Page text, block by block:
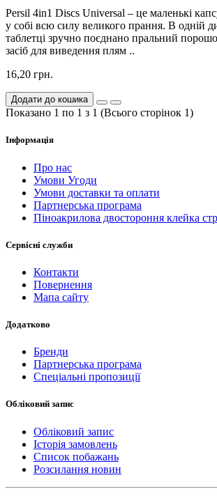
Persil 4in1 Discs Universal – це маленькі
у собі всю силу великого прання. В одній
таблетці зручно поєднано пральний
засіб для виведення плям ..
16,20 грн.
Додати до кошика
Показано 1 по 1 з 1 (Всього сторінок 1)
Інформація
Про нас
Умови Угоди
Умови доставки та оплати
Партнерська програма
Піноакрилова двостороння клейка
Сервісні служби
Контакти
Повернення
Мапа сайту
Додатково
Бренди
Партнерська програма
Спеціальні пропозиції
Обліковий запис
Обліковий запис
Історія замовлень
Список побажань
Розсилання новин